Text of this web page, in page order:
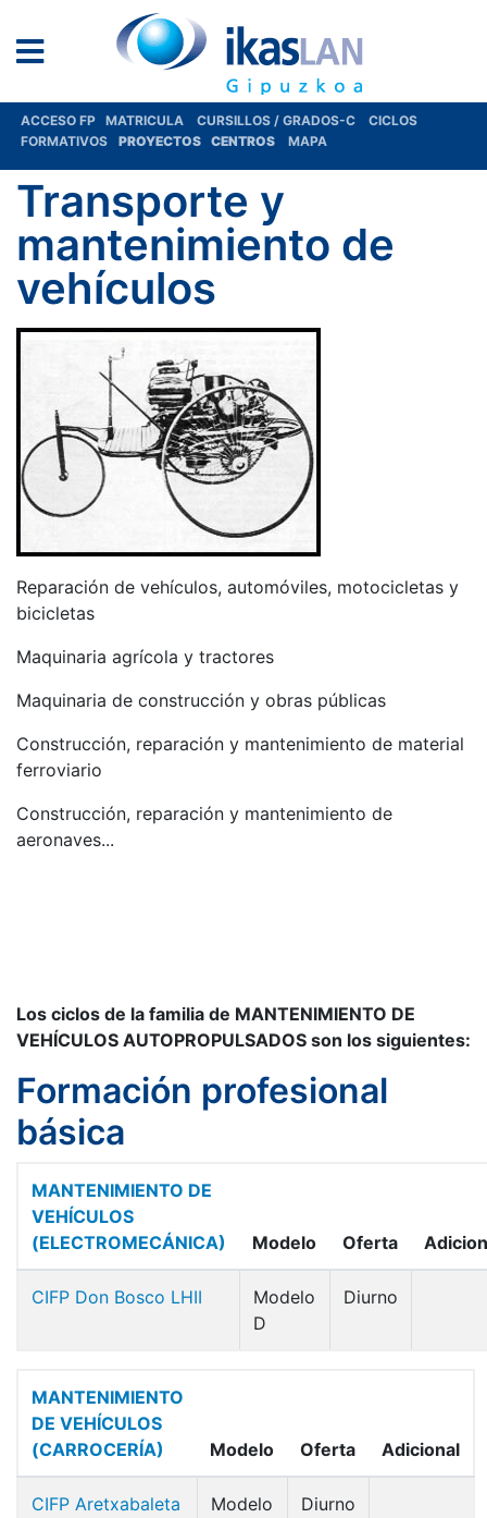
ACCESO FP MATRICULA CURSILLOS / GRADOS-C
CICLOS
FORMATIVOS
PROYECTOS CENTROS MAPA
Transporte y
mantenimiento de
vehículos
Reparación de vehículos, automóviles, motocicletas y
bicicletas
Maquinaria agrícola y tractores
Maquinaria de construcción y obras públicas
Construcción, reparación y mantenimiento de material
ferroviario
Construcción, reparación y mantenimiento de
aeronaves...
Los ciclos de la familia de MANTENIMIENTO DE
VEHÍCULOS AUTOPROPULSADOS son los siguientes:
Formación profesional
básica
MANTENIMIENTO DE
VEHÍCULOS
(ELECTROMECÁNICA)
Modelo Oferta
CIFP Don Bosco LHII
Modelo
D
Diurno
MANTENIMIENTO
DE VEHÍCULOS
(CARROCERÍA)
Modelo Oferta Adicional
CIFP Aretxabaleta
Modelo
Diurno